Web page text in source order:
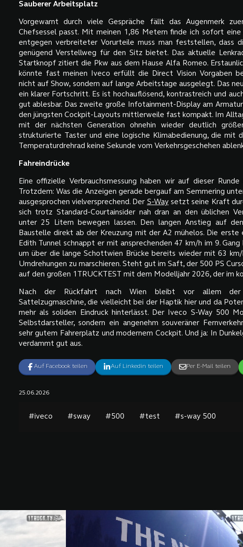
Sauberer Arbeitsplatz
Vorgewarnt durch viele Gespräche fällt das Augenmerk
Chefsessel passt. Mit meinen 1,86 Metern finde ich sofort eine
entgegen verbreiteter Vorurteile muss man feststellen, dass
genügend Verstellweg für den Sitz bietet. Das aktuelle
Startknopf zitiert die Pkw aus dem Hause Alfa Romeo.
könnte fast meinen Iveco erfüllt die Direct Vision Vorgaben
nicht auf Show, sondern auf lange Arbeitstage ausgelegt. Das
ein klarer Fortschritt. Es ist hochauflösend, kontrastreich und
gut ablesbar. Das zweite große Infotainment-Display am
den jüngsten Cockpit-Layouts mittlerweile fast kompakt. Im
mit der nächsten Generation ohnehin wieder deutlich
strukturierte Taster und eine logische Klimabedienung, die mit
Temperaturdrehrad keine Sekunde vom Verkehrsgeschehen
Fahreindrücke
Eine offizielle Verbrauchsmessung haben wir auf dieser
Trotzdem: Was die Anzeigen gerade bergauf am Semmering
ausgesprochen vielversprechend. Der S-Waysetzt seine Kraft
sich trotz Standard-Courtainsider nah dran an den üblichen
unter 25 Litern bewegen lassen. Den langen Anstieg auf
Baustelle direkt ab der Kreuzung mit der A2 mühelos. Die
Edith Tunnel schnappt er mit ansprechenden 47 km/h im 9.
um über die lange Schottwien Brücke bereits wieder mit 63
Umdrehungen zu marschieren. Steht gut im Saft, der 500 PS
auf den großen 1TRUCKTEST mit dem Modelljahr 2026, der im
Nach der Rückfahrt nach Wien bleibt vor allem der
Sattelzugmaschine, die vielleicht bei der Haptik hier und da
mehr als soliden Eindruck hinterlässt. Der Iveco S-Way 500
Selbstdarsteller, sondern ein angenehm souveräner
sehr gutem Fahrerplatz und modernem Cockpit. Und ja: In
verdammt gut aus.
Auf Facebook teilen Auf Linkedin teilen Per E-Mail teilen
25.06.2026
#iveco #sway #500 #test #s-way 500